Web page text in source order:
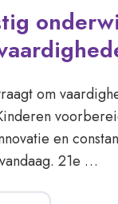
om
en
21e …